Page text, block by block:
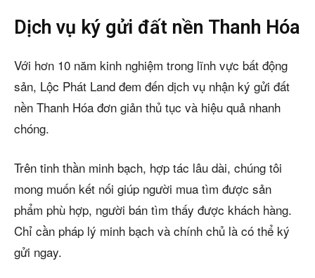
Dịch vụ ký gửi đất nền Thanh Hóa
Với hơn 10 năm kinh nghiệm trong lĩnh vực bất động
sản, Lộc Phát Land đem đến dịch vụ nhận ký gửi đất
nền Thanh Hóa đơn giản thủ tục và hiệu quả nhanh
chóng.
Trên tinh thần minh bạch, hợp tác lâu dài, chúng tôi
mong muốn kết nối giúp người mua tìm được sản
phẩm phù hợp, người bán tìm thấy được khách hàng.
Chỉ cần pháp lý minh bạch và chính chủ là có thể ký
gửi ngay.